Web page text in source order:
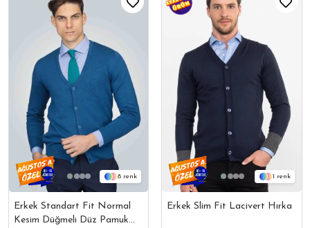
8
Erkek Standart Fit Normal
Kesim Düğmeli Düz Pamuk
1
Erkek Slim Fit Lacivert Hırka